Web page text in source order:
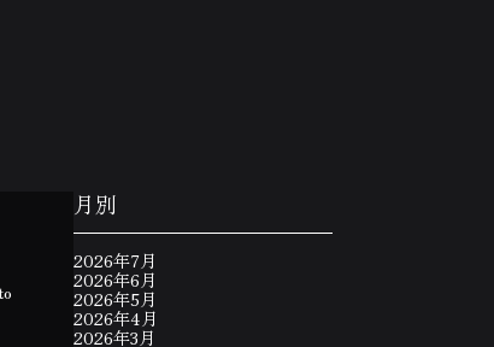
月別
2026年7月
2026年6月
2026年5月
2026年4月
2026年3月